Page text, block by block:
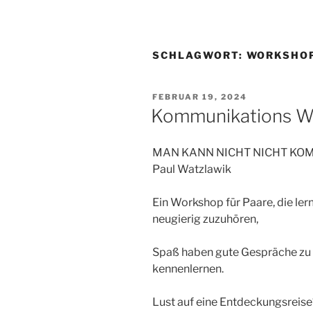
SCHLAGWORT:
VERÖFFENTLICHT
AM
FEBRUAR 19, 2024
Kommunikations
MAN KANN NICHT NICHT
Paul Watzlawik
Ein Workshop für Paare, die
neugierig zuzuhören,
Spaß haben gute Gespräche
kennenlernen.
Lust auf eine